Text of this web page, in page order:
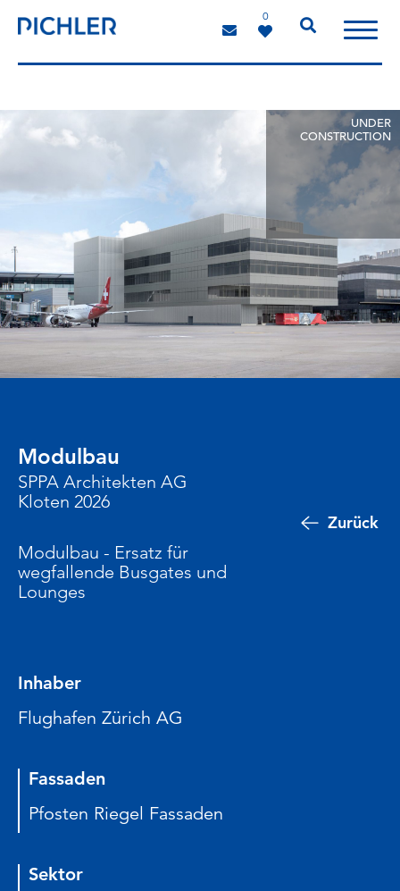
0
UNDER
CONSTRUCTION
Zurück
Modulbau
SPPA Architekten AG
Kloten 2026
Modulbau - Ersatz für
wegfallende Busgates und
Lounges
Inhaber
Flughafen Zürich AG
Fassaden
Pfosten Riegel Fassaden
Sektor